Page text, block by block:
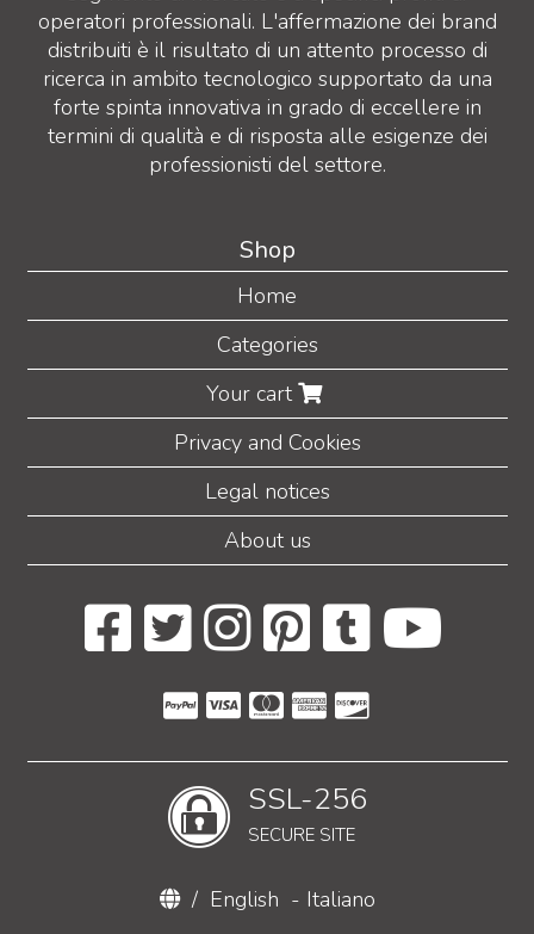
operatori professionali. L'affermazione dei brand
distribuiti è il risultato di un attento processo di
ricerca in ambito tecnologico supportato da una
forte spinta innovativa in grado di eccellere in
termini di qualità e di risposta alle esigenze dei
professionisti del settore.
Shop
Home
Categories
Your cart
Privacy and Cookies
Legal notices
About us
SSL-256
SECURE SITE
/ English - Italiano